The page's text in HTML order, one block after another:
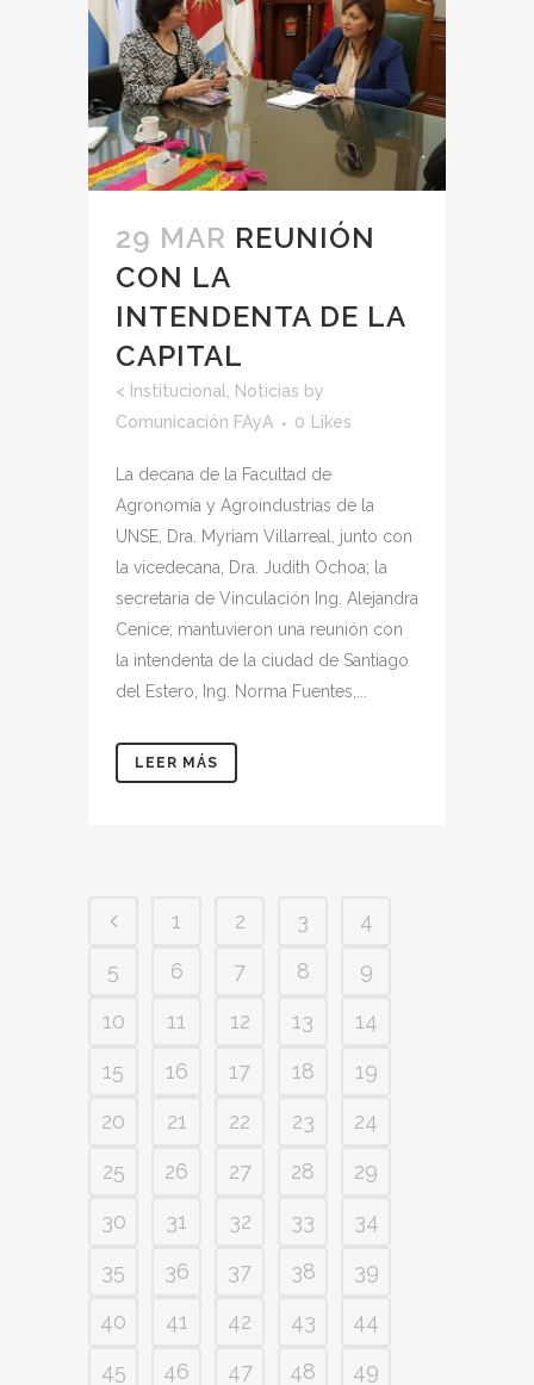
29 MAR REUNIÓN
CON LA
INTENDENTA DE LA
CAPITAL
< Institucional Noticias by
Comunicación FAyA
0 Likes
La decana de la Facultad de
Agronomía y Agroindustrias de la
UNSE, Dra. Myriam Villarreal, junto con
la vicedecana, Dra. Judith Ochoa; la
secretaria de Vinculación Ing. Alejandra
Cenice; mantuvieron una reunión con
la intendenta de la ciudad de Santiago
del Estero, Ing. Norma Fuentes,...
LEER MÁS
1 2 3
4
5
6 7 8
9
10
11 12 13
14
15
16 17 18
19
20
21 22 23
24
25
26 27 28
29
30
31 32 33
34
35
36 37 38
39
40
41 42 43
44
45
46 47 48
49